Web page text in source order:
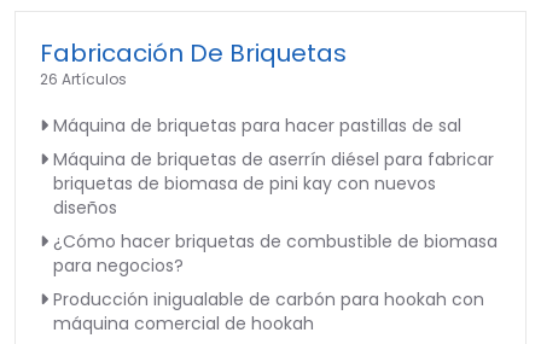
Fabricación De Briquetas
26 Artículos
Máquina de briquetas para hacer pastillas de sal
Máquina de briquetas de aserrín diésel para fabricar
briquetas de biomasa de pini kay con nuevos
diseños
¿Cómo hacer briquetas de combustible de biomasa
para negocios?
Producción inigualable de carbón para hookah con
máquina comercial de hookah